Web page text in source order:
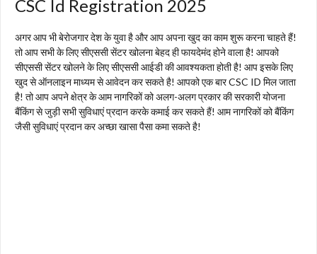
CSC Id Registration 2025
अगर आप भी बेरोजगार देश के युवा है और आप अपना खुद का काम शुरू करना चाहते हैं!
तो आप सभी के लिए सीएससी सेंटर खोलना बेहद ही फायदेमंद होने वाला है! आपको
सीएससी सेंटर खोलने के लिए सीएससी आईडी की आवश्यकता होती है! आप इसके लिए
खुद से ऑनलाइन माध्यम से आवेदन कर सकते है! आपको एक बार CSC ID मिल जाता
है! तो आप अपने क्षेत्र के आम नागरिकों को अलग-अलग प्रकार की सरकारी योजना
बैंकिंग से जुड़ी सभी सुविधाएं प्रदान करके कमाई कर सकते हैं! आम नागरिकों को बैंकिंग
जैसी सुविधाएं प्रदान कर अच्छा खासा पैसा कमा सकते है!